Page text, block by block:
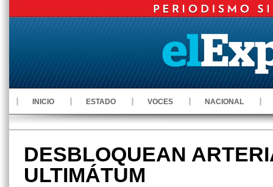
INICIO ESTADO VOCES NACIONAL
DESBLOQUEAN
ULTIMÁTUM